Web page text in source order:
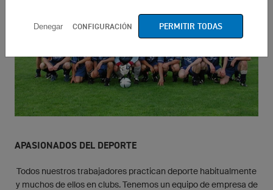
APASIONADOS DEL DEPORTE
Todos nuestros trabajadores practican deporte habitualmente
y muchos de ellos en clubs. Tenemos un equipo de empresa de
Denegar CONFIGURACIÓN PERMITIR TODAS